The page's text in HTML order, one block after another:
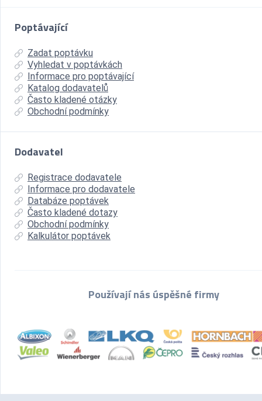
Poptávající
Zadat poptávku
Vyhledat v poptávkách
Informace pro poptávající
Katalog dodavatelů
Často kladené otázky
Obchodní podmínky
Dodavatel
Registrace dodavatele
Informace pro dodavatele
Databáze poptávek
Často kladené dotazy
Obchodní podmínky
Kalkulátor poptávek
Používají nás úspěšné firmy